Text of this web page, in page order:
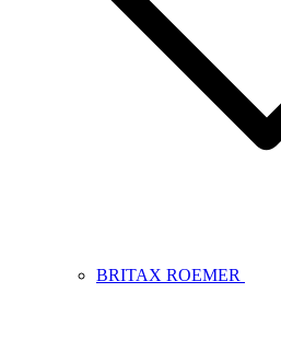
BRITAX ROEMER